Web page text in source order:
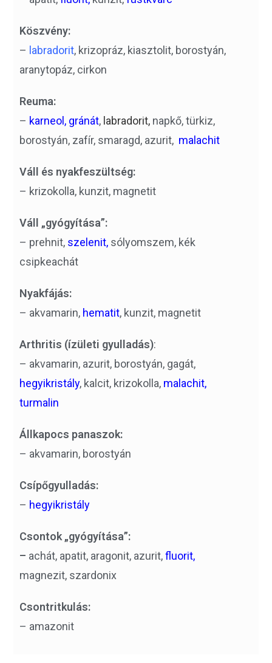
Köszvény:
– labradorit, krizopráz, kiasztolit, borostyán,
aranytopáz, cirkon
Reuma:
– karneol, gránát, labradorit, napkő, türkiz,
borostyán, zafír, smaragd, azurit, malachit
Váll és nyakfeszültség:
– krizokolla, kunzit, magnetit
Váll „gyógyítása”:
– prehnit, szelenit, sólyomszem, kék
csipkeachát
Nyakfájás:
– akvamarin, hematit, kunzit, magnetit
Arthritis (ízületi gyulladás):
– akvamarin, azurit, borostyán, gagát,
hegyikristály, kalcit, krizokolla, malachit,
turmalin
Állkapocs panaszok:
– akvamarin, borostyán
Csípőgyulladás:
– hegyikristály
Csontok „gyógyítása”:
– achát, apatit, aragonit, azurit,fluorit,
magnezit, szardonix
Csontritkulás:
– amazonit